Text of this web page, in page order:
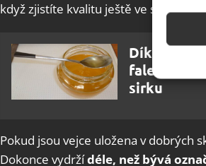
když zjistíte kvalitu ještě ve skořápce.
Díky
falešného
sirku
Pokud jsou vejce uložena v dobrých
Dokonce vydržídéle, než bývá